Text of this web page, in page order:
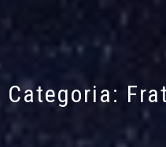
Categoria: